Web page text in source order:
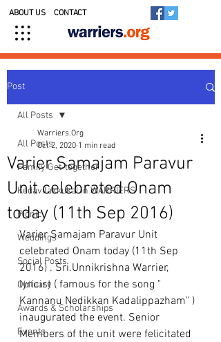
ABOUT US CONTACT
Post
All Posts
Family Get-together
Kedavilakkukal in WARRIERS
Picnic
Weddings
Social Posts
Obituary
Awards & Scholarships
Events
All Posts
Varier Samajam Paravur
Unit celebrated Onam
today (11th Sep 2016)
Warriers.Org
Oct 2, 2020 1 min read
Varier Samajam Paravur Unit
celebrated Onam today (11th Sep
2016) . Sri.Unnikrishna Warrier,
lyricist ( famous for the song "
Kannanu Nedikkan Kadalippazham" )
inaugurated the event. Senior
Members of the unit were felicitated